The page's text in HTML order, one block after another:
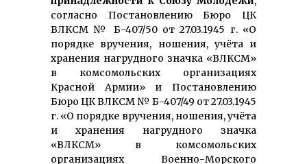
согласно Постановлению Бюро ЦК
ВЛКСМ № Б-407/50 от 27.03.1945 г. «О
порядке вручения, ношения, учёта и
хранения нагрудного значка «ВЛКСМ»
в комсомольских организациях
Красной Армии» и Постановлению
Бюро ЦК ВЛКСМ № Б-407/49 от 27.03.1945
г. «О порядке вручения, ношения, учёта
и хранения нагрудного значка
«ВЛКСМ» в комсомольских
организациях Военно-Морского